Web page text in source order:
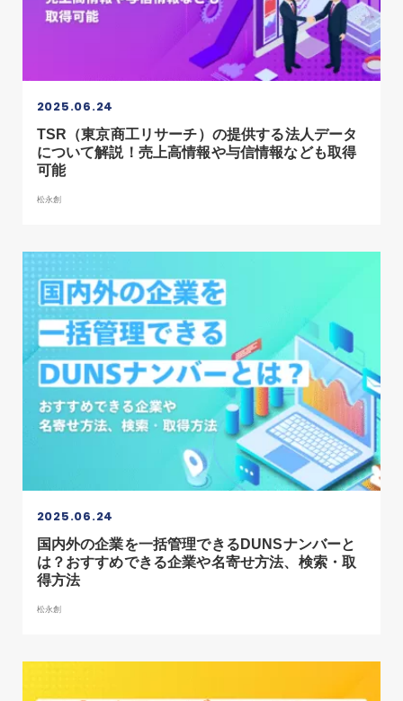
2025.06.24
TSR（東京商工リサーチ）の提供する法人データ
について解説！売上高情報や与信情報なども取得
可能
松永創
2025.06.24
国内外の企業を一括管理できるDUNSナンバーと
は？おすすめできる企業や名寄せ方法、検索・取
得方法
松永創